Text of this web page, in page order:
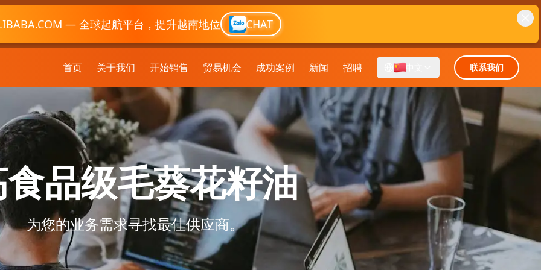
— 全球起航平台，提升越南地位 CHAT
首页 关于我们 开始销售 贸易机会 成功案例 新闻 招聘 联系我们
品级毛葵花籽油
为您的业务需求寻找最佳供应商。